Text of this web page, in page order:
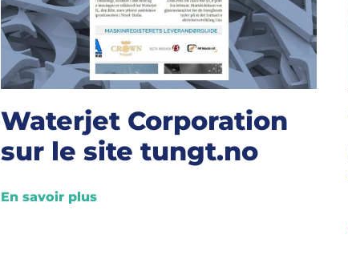
Waterjet Corporation
sur le site tungt.no
En savoir plus